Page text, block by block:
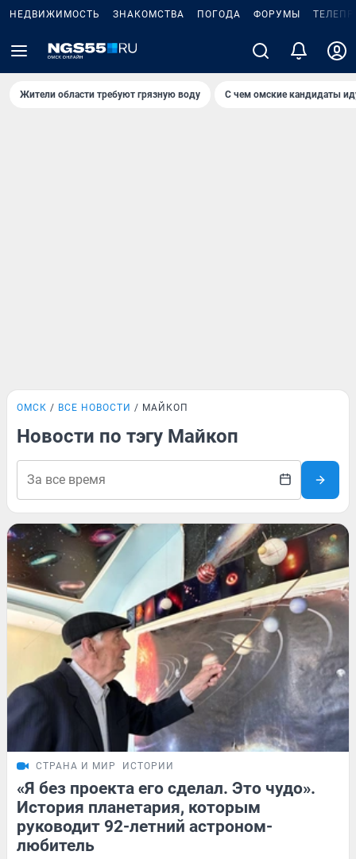
НЕДВИЖИМОСТЬ ЗНАКОМСТВА ПОГОДА ФОРУМЫ
Жители области требуют грязную воду С чем омские кандидаты
ОМСК ВСЕ НОВОСТИ МАЙКОП
Новости по тэгу Майкоп
СТРАНА И МИР ИСТОРИИ
«Я без проекта его сделал. Это чудо».
История планетария, которым
руководит 92-летний астроном-
любитель